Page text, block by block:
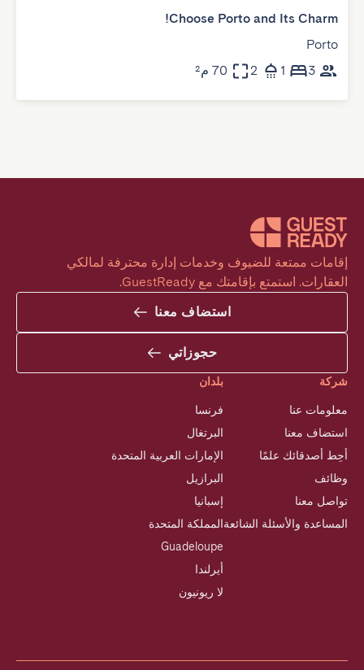
Choose Porto and Its Charm!
Porto
3
1
2 70 م²
العقارات. استمتع بإقامتك مع GuestReady.
استضاف معنا
حجوزاتي
شركة
معلومات عنا
استضاف معنا
أحِط أصدقائك علمًا
وظائف
تواصل معنا
المساعدة والأسئلة الشائعة
بلدان
فرنسا
البرتغال
الإمارات العربية المتحدة
البرازيل
إسبانيا
المملكة المتحدة
Guadeloupe
أيرلندا
لا ريونيون